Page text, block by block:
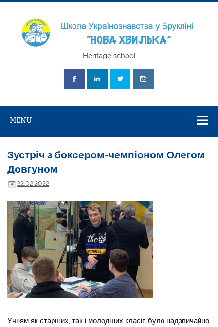
Skip
"Нова
Heritage school
MENU
Зустріч з боксером-чемпіоном Олегом
Довгуном
22.02.2022
Учням як старших, так і молодших класів було надзвичайно